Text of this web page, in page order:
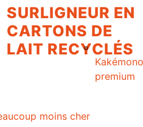
Kakémono
premium
SURLIGNEUR EN
CARTONS DE
LAIT RECYCLÉS